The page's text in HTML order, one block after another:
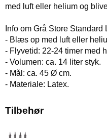
med luft eller helium og
Info om Grå Store
- Blæs op med luft eller
- Flyvetid: 22-24 timer med
- Volumen: ca. 14 liter styk.
- Mål: ca. 45 Ø cm.
- Materiale: Latex.
Tilbehør